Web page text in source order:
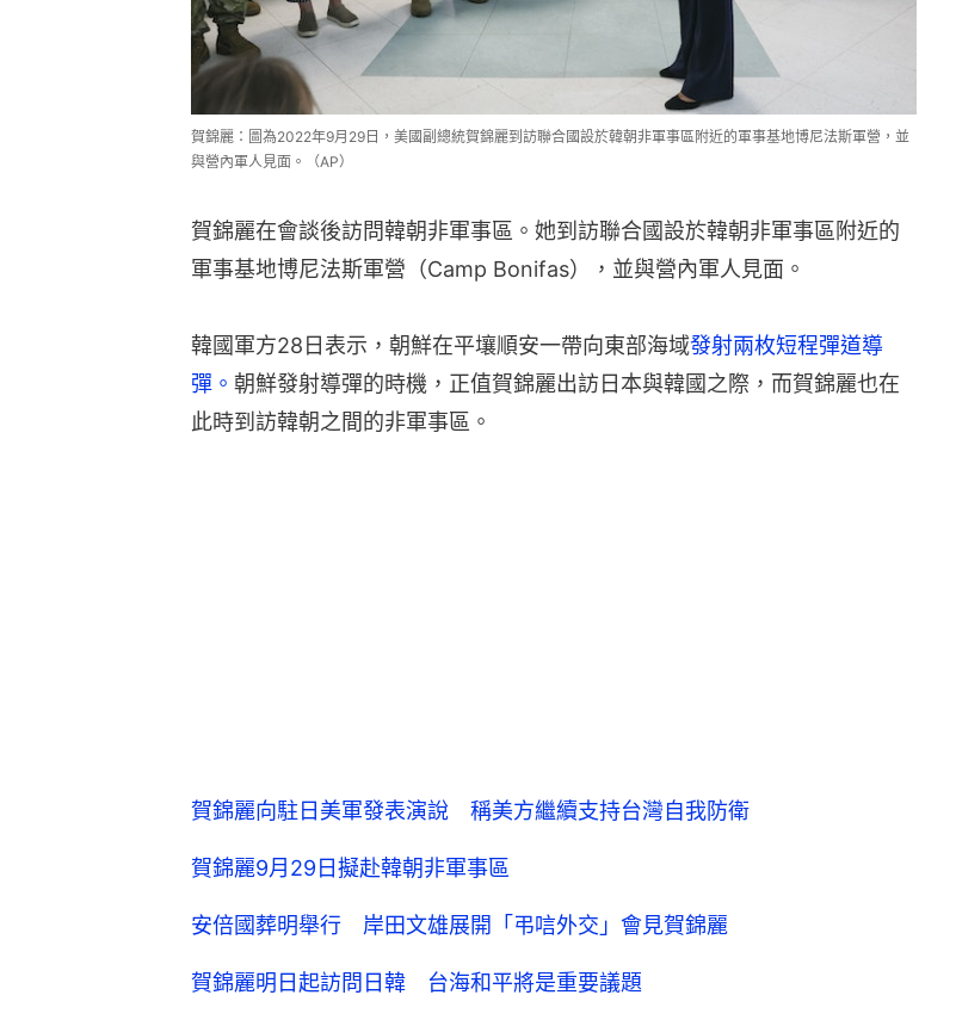
賀錦麗：圖為2022年9月29日，美國副總統賀錦麗到訪聯合國設於韓朝非軍事區附近的軍事基地博尼法斯軍營，並
與營內軍人見面。（AP）
賀錦麗在會談後訪問韓朝非軍事區。她到訪聯合國設於韓朝非軍事區附近的
軍事基地博尼法斯軍營（Camp Bonifas），並與營內軍人見面。
韓國軍方28日表示，朝鮮在平壤順安一帶向東部海域發射兩枚短程彈道導
彈。 朝鮮發射導彈的時機，正值賀錦麗出訪日本與韓國之際，而賀錦麗也在
此時到訪韓朝之間的非軍事區。
賀錦麗向駐日美軍發表演說 稱美方繼續支持台灣自我防衛
賀錦麗9月29日擬赴韓朝非軍事區
安倍國葬明舉行 岸田文雄展開「弔唁外交」會見賀錦麗
賀錦麗明日起訪問日韓 台海和平將是重要議題